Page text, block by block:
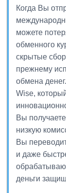
Когда Вы
можете
обменного
скрытые
прежнему
обмена
Wise,
Вы
низкую
Вы
и даже
деньги